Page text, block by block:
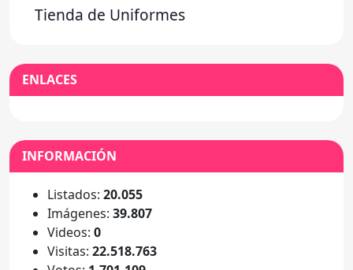
Tienda de Uniformes
ENLACES
INFORMACIÓN
Listados: 20.055
Imágenes: 39.807
Videos: 0
Visitas: 22.518.763